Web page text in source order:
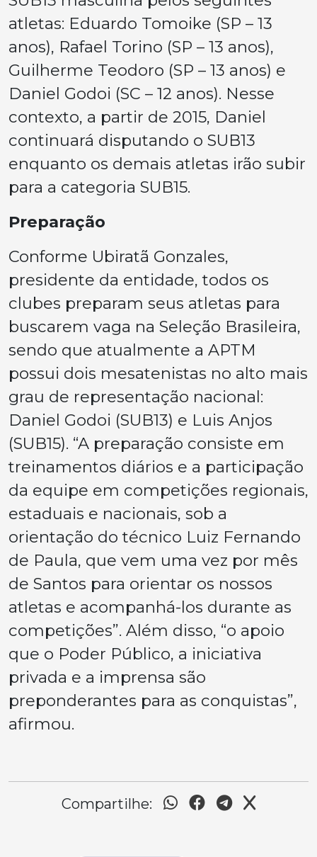
atletas: Eduardo Tomoike (SP – 13
anos), Rafael Torino (SP – 13 anos),
Guilherme Teodoro (SP – 13 anos) e
Daniel Godoi (SC – 12 anos). Nesse
contexto, a partir de 2015, Daniel
continuará disputando o SUB13
enquanto os demais atletas irão subir
para a categoria SUB15.
Preparação
Conforme Ubiratã Gonzales,
presidente da entidade, todos os
clubes preparam seus atletas para
buscarem vaga na Seleção Brasileira,
sendo que atualmente a APTM
possui dois mesatenistas no alto mais
grau de representação nacional:
Daniel Godoi (SUB13) e Luis Anjos
(SUB15). “A preparação consiste em
treinamentos diários e a participação
da equipe em competições regionais,
estaduais e nacionais, sob a
orientação do técnico Luiz Fernando
de Paula, que vem uma vez por mês
de Santos para orientar os nossos
atletas e acompanhá-los durante as
competições”. Além disso, “o apoio
que o Poder Público, a iniciativa
privada e a imprensa são
preponderantes para as conquistas”,
afirmou.
Compartilhe: